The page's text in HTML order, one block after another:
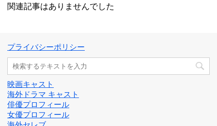
関連記事はありませんでした
プライバシーポリシー
映画キャスト
海外ドラマ キャスト
俳優プロフィール
女優プロフィール